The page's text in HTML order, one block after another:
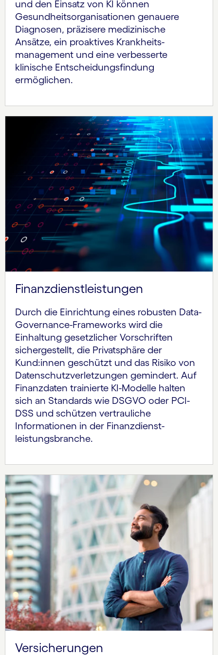
und den Einsatz von KI können
Gesundheits­organisationen genauere
Diagnosen, präzisere medizinische
Ansätze, ein proaktives Krankheits­
management und eine verbesserte
klinische Entscheidungsfindung
ermöglichen.
Finanzdienstleistungen
Durch die Einrichtung eines robusten Data-
Governance-Frameworks wird die
Einhaltung gesetzlicher Vorschriften
sichergestellt, die Privatsphäre der
Kund:innen geschützt und das Risiko von
Datenschutz­verletzungen gemindert. Auf
Finanzdaten trainierte KI-Modelle halten
sich an Standards wie DSGVO oder PCI-
DSS und schützen vertrauliche
Informationen in der Finanz­dienst­
leistungsbranche.
Versicherungen